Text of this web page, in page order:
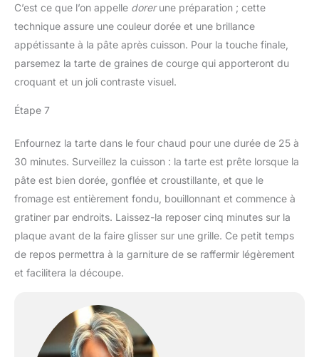
C’est ce que l’on appelle dorerune préparation ; cette
technique assure une couleur dorée et une brillance
appétissante à la pâte après cuisson. Pour la touche finale,
parsemez la tarte de graines de courge qui apporteront du
croquant et un joli contraste visuel.
Étape 7
Enfournez la tarte dans le four chaud pour une durée de 25 à
30 minutes. Surveillez la cuisson : la tarte est prête lorsque la
pâte est bien dorée, gonflée et croustillante, et que le
fromage est entièrement fondu, bouillonnant et commence à
gratiner par endroits. Laissez-la reposer cinq minutes sur la
plaque avant de la faire glisser sur une grille. Ce petit temps
de repos permettra à la garniture de se raffermir légèrement
et facilitera la découpe.